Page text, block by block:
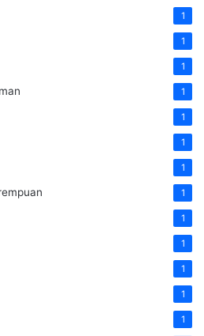
1
1
1
1
1
1
1
1
1
1
1
1
1